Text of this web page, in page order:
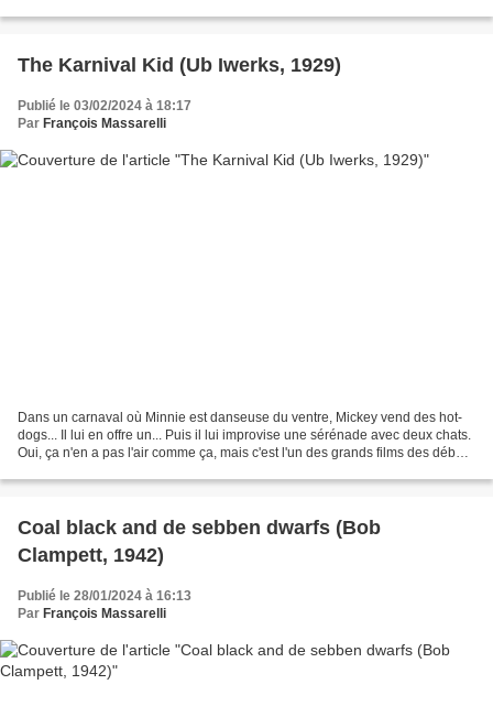
The Karnival Kid (Ub Iwerks, 1929)
Publié le 03/02/2024 à 18:17
Par François Massarelli
Dans un carnaval où Minnie est danseuse du ventre, Mickey vend des hot-
dogs... Il lui en offre un... Puis il lui improvise une sérénade avec deux chats.
Oui, ça n'en a pas l'air comme ça, mais c'est l'un des grands films des débuts
Coal black and de sebben dwarfs (Bob
Clampett, 1942)
Publié le 28/01/2024 à 16:13
Par François Massarelli